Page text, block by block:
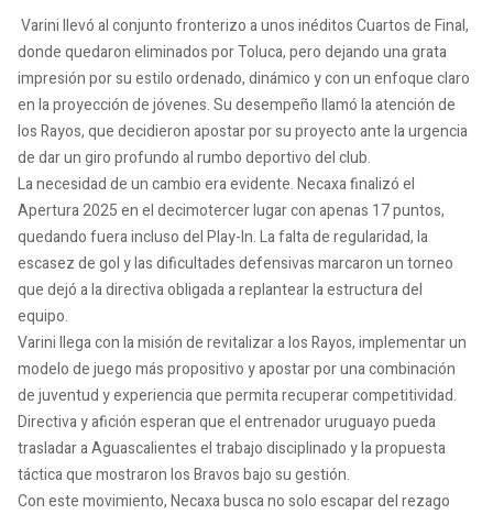
Varini llevó al conjunto fronterizo a unos inéditos Cuartos de Final,
donde quedaron eliminados por Toluca, pero dejando una grata
impresión por su estilo ordenado, dinámico y con un enfoque claro
en la proyección de jóvenes. Su desempeño llamó la atención de
los Rayos, que decidieron apostar por su proyecto ante la urgencia
de dar un giro profundo al rumbo deportivo del club.
La necesidad de un cambio era evidente. Necaxa finalizó el
Apertura 2025 en el decimotercer lugar con apenas 17 puntos,
quedando fuera incluso del Play-In. La falta de regularidad, la
escasez de gol y las dificultades defensivas marcaron un torneo
que dejó a la directiva obligada a replantear la estructura del
equipo.
Varini llega con la misión de revitalizar a los Rayos, implementar un
modelo de juego más propositivo y apostar por una combinación
de juventud y experiencia que permita recuperar competitividad.
Directiva y afición esperan que el entrenador uruguayo pueda
trasladar a Aguascalientes el trabajo disciplinado y la propuesta
táctica que mostraron los Bravos bajo su gestión.
Con este movimiento, Necaxa busca no solo escapar del rezago